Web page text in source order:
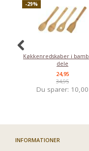
-29%
Køkkenredskaber i
dele
24,95
34,95
Du sparer: 10,00
INFORMATIONER